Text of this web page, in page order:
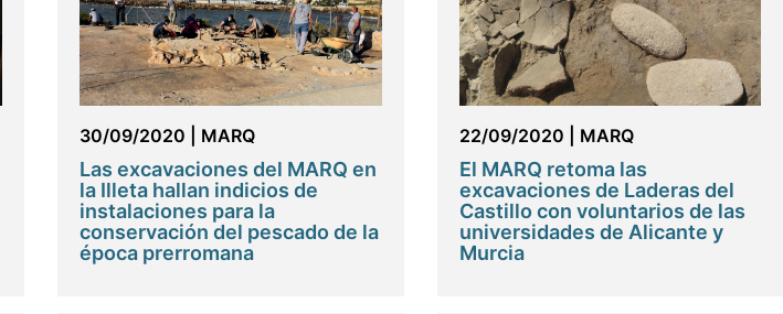
30/09/2020 MARQ
Las excavaciones del MARQ en
la Illeta hallan indicios de
instalaciones para la
conservación del pescado de la
época prerromana
22/09/2020 MARQ
El MARQ retoma las
excavaciones de Laderas del
Castillo con voluntarios de las
universidades de Alicante y
Murcia